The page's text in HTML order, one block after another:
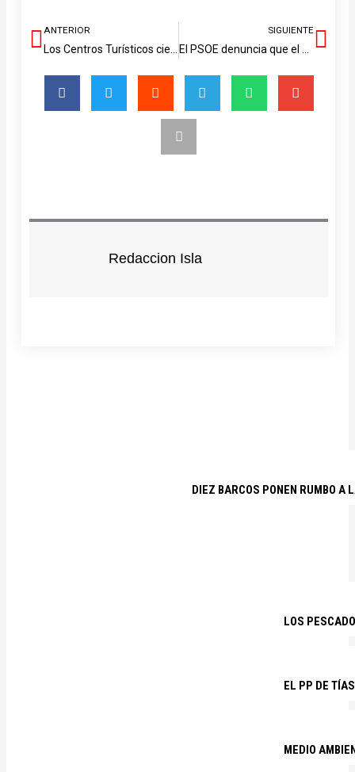
Ant
ANTERIOR SIGUIENTE
Redaccion Isla
DIEZ BARCOS PONEN RUMBO A
LOS
EL PP DE
MEDIO